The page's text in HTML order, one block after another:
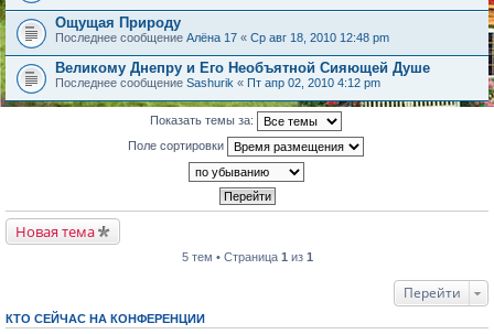
Ощущая Природу
Последнее сообщение Алёна 17 « Ср авг 18, 2010 12:48 pm
Великому Днепру и Его Необъятной Сияющей Душе
Последнее сообщение Sashurik « Пт апр 02, 2010 4:12 pm
Показать темы за:
Поле сортировки
Новая тема
5 тем • Страница 1 из 1
Перейти
КТО СЕЙЧАС НА КОНФЕРЕНЦИИ